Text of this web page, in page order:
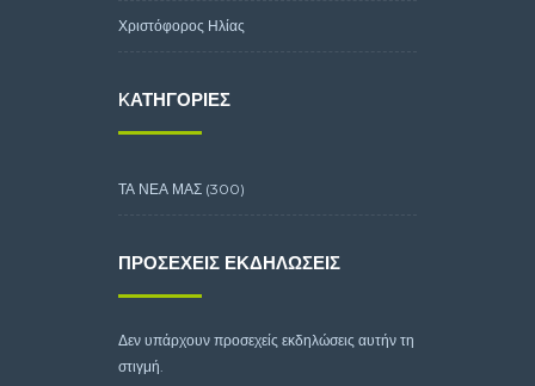
Χριστόφορος Ηλίας
KΑΤΗΓΟΡΊΕΣ
ΤΑ ΝΕΑ ΜΑΣ (300)
ΠΡΟΣΕΧΕΊΣ ΕΚΔΗΛΏΣΕΙΣ
Δεν υπάρχουν προσεχείς εκδηλώσεις αυτήν τη
στιγμή.